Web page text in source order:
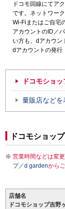
ドコモ回線にてア
です。ネットワー
Wi-Fiまたはご自宅
アカウントのID／
い方も、dアカウン
dアカウントの発行
ドコモショ
量販店などを
ドコモショップ
営業時間などは変
プ／d gardenから
店舗名
ドコモショップ吉野